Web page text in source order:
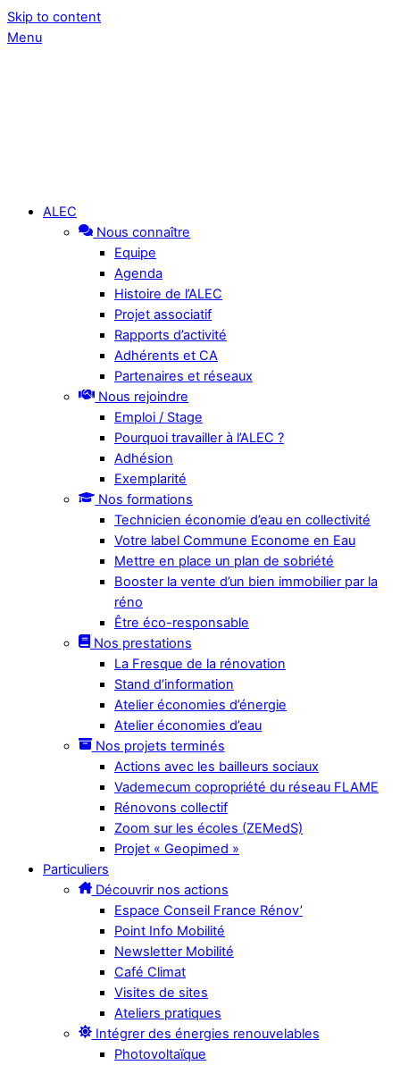
Skip to content
Menu
ALEC
Nous connaître
Equipe
Agenda
Histoire de l’ALEC
Projet associatif
Rapports d’activité
Adhérents et CA
Partenaires et réseaux
Nous rejoindre
Emploi / Stage
Pourquoi travailler à l’ALEC ?
Adhésion
Exemplarité
Nos formations
Technicien économie d’eau en collectivité
Votre label Commune Econome en Eau
Mettre en place un plan de sobriété
Booster la vente d’un bien immobilier par la
réno
Être éco-responsable
Nos prestations
La Fresque de la rénovation
Stand d’information
Atelier économies d’énergie
Atelier économies d’eau
Nos projets terminés
Actions avec les bailleurs sociaux
Vademecum copropriété du réseau FLAME
Rénovons collectif
Zoom sur les écoles (ZEMedS)
Projet « Geopimed »
Particuliers
Découvrir nos actions
Espace Conseil France Rénov’
Point Info Mobilité
Newsletter Mobilité
Café Climat
Visites de sites
Ateliers pratiques
Intégrer des énergies renouvelables
Photovoltaïque